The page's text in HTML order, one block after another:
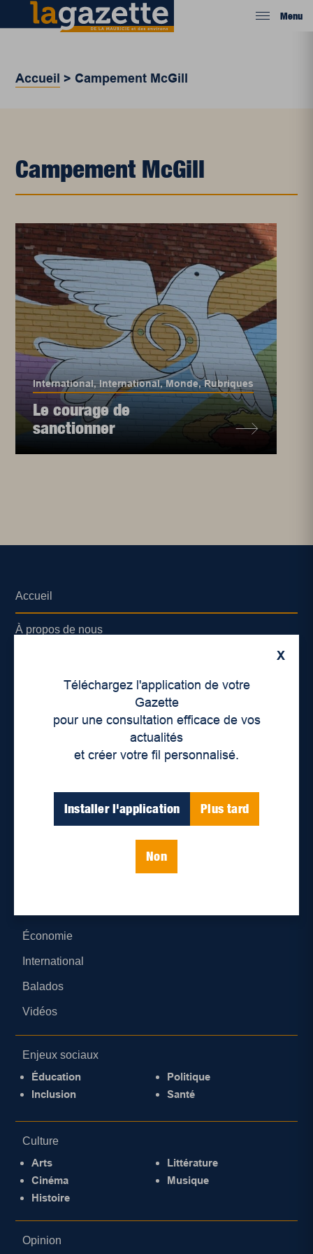
Menu
Accueil > Campement McGill
Campement McGill
International,International,Monde,Rubriques
Le courage de
sanctionner
X
Téléchargez l'application de votre
Gazette
pour une consultation efficace de vos
actualités
et créer votre fil personnalisé.
Installer l'application Plus tard
Non
Accueil
À propos de nous
Lieux de distribution
Économie
International
Balados
Vidéos
Enjeux sociaux
Éducation
Inclusion
Politique
Santé
Culture
Arts
Cinéma
Histoire
Littérature
Musique
Opinion